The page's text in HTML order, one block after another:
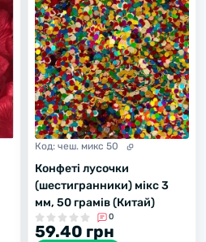
Код: чеш. микс 50
Конфеті лусочки
(шестигранники) мікс 3
мм, 50 грамів (Китай)
0
59.40 грн